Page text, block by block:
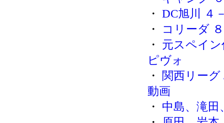
・ DC旭川 ４
・
コリーダ
・ 元スペイ
ピヴォ
・ 関西リー
動画
・ 中島、滝